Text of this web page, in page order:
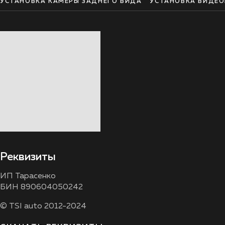
УСТАНОВКА КАМЕРЫ ЗАДНЕГО ВИДА УСТАНОВКА
Реквизиты
ИП Тарасенко
БИН 890604050242
© TSI auto 2012-2024